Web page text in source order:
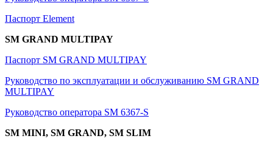
Паспорт Element
SM GRAND MULTIPAY
Паспорт SM GRAND MULTIPAY
Руководство по эксплуатации и обслуживанию SM GRAND
MULTIPAY
Руководство оператора SM 6367-S
SM MINI, SM GRAND, SM SLIM